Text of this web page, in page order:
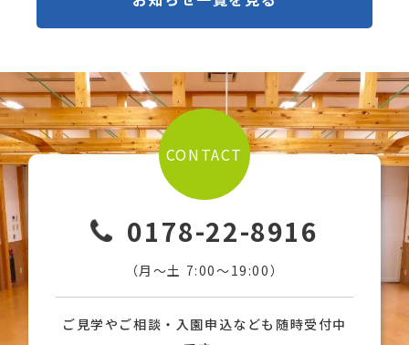
CONTACT
0178-22-8916
（月〜土 7:00〜19:00）
ご見学やご相談・入園申込なども随時受付中